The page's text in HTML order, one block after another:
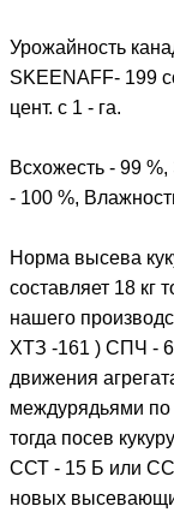
Урожайность
SKEENAFF- 199
цент. с 1 - га.
Всхожесть - 99
- 100 %,
Норма высева
составляет 18 кг
нашего
ХТЗ -161 ) СПЧ -
движения
междурядьями
тогда посев
ССТ - 15 Б или
новых